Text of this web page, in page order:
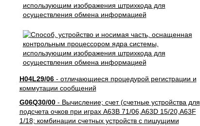
H04L29/06- отличающиеся процедурой регистрации и
коммутации сообщений
G06Q30/00- Вычисление; счет (счетные устройства для
подсчета очков при играх A63B 71/06,A63D 15/20,A63F
1/18; комбинации счетных устройств с пишущими